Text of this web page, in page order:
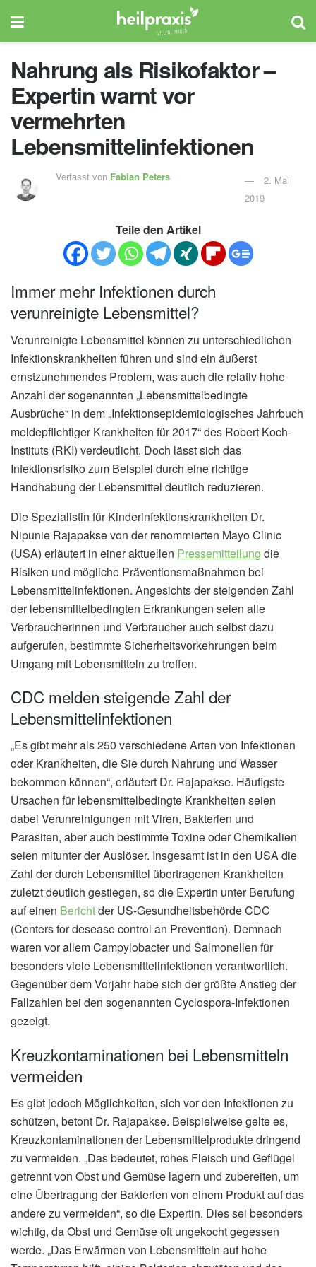
Nahrung als Risikofaktor –
Expertin warnt vor
vermehrten
Lebensmittelinfektionen
Verfasst von Fabian Peters
2. Mai
2019
Teile den Artikel
Immer mehr Infektionen durch
verunreinigte Lebensmittel?
Verunreinigte Lebensmittel können zu unterschiedlichen
Infektionskrankheiten führen und sind ein äußerst
ernstzunehmendes Problem, was auch die relativ hohe
Anzahl der sogenannten „Lebensmittelbedingte
Ausbrüche“ in dem „Infektionsepidemiologisches Jahrbuch
meldepflichtiger Krankheiten für 2017“ des Robert Koch-
Instituts (RKI) verdeutlicht. Doch lässt sich das
Infektionsrisiko zum Beispiel durch eine richtige
Handhabung der Lebensmittel deutlich reduzieren.
Die Spezialistin für Kinderinfektionskrankheiten Dr.
Nipunie Rajapakse von der renommierten Mayo Clinic
(USA) erläutert in einer aktuellen Pressemitteilung die
Risiken und mögliche Präventionsmaßnahmen bei
Lebensmittelinfektionen. Angesichts der steigenden Zahl
der lebensmittelbedingten Erkrankungen seien alle
Verbraucherinnen und Verbraucher auch selbst dazu
aufgerufen, bestimmte Sicherheitsvorkehrungen beim
Umgang mit Lebensmitteln zu treffen.
CDC melden steigende Zahl der
Lebensmittelinfektionen
„Es gibt mehr als 250 verschiedene Arten von Infektionen
oder Krankheiten, die Sie durch Nahrung und Wasser
bekommen können“, erläutert Dr. Rajapakse. Häufigste
Ursachen für lebensmittelbedingte Krankheiten seien
dabei Verunreinigungen mit Viren, Bakterien und
Parasiten, aber auch bestimmte Toxine oder Chemikalien
seien mitunter der Auslöser. Insgesamt ist in den USA die
Zahl der durch Lebensmittel übertragenen Krankheiten
zuletzt deutlich gestiegen, so die Expertin unter Berufung
auf einen Berichtder US-Gesundheitsbehörde CDC
(Centers for desease control an Prevention). Demnach
waren vor allem Campylobacter und Salmonellen für
besonders viele Lebensmittelinfektionen verantwortlich.
Gegenüber dem Vorjahr habe sich der größte Anstieg der
Fallzahlen bei den sogenannten Cyclospora-Infektionen
gezeigt.
Kreuzkontaminationen bei Lebensmitteln
vermeiden
Es gibt jedoch Möglichkeiten, sich vor den Infektionen zu
schützen, betont Dr. Rajapakse. Beispielweise gelte es,
Kreuzkontaminationen der Lebensmittelprodukte dringend
zu vermeiden. „Das bedeutet, rohes Fleisch und Geflügel
getrennt von Obst und Gemüse lagern und zubereiten, um
eine Übertragung der Bakterien von einem Produkt auf das
andere zu vermeiden“, so die Expertin. Dies sei besonders
wichtig, da Obst und Gemüse oft ungekocht gegessen
werde. „Das Erwärmen von Lebensmitteln auf hohe